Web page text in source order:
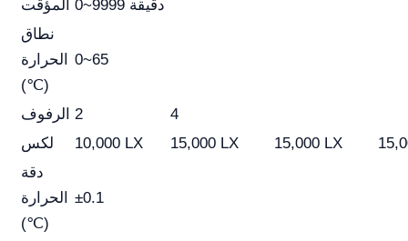
المؤقت
0~9999 دقيقة
نطاق
الحرارة
(℃)
0~65
الرفوف 2
4
لكس
10,000 LX 15,000 LX 15,000 LX
دقة
الحرارة
(℃)
±0.1